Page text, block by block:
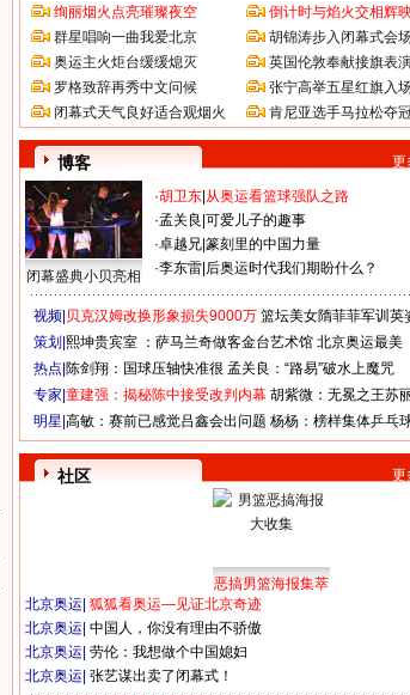
绚丽烟火点亮璀璨夜空
群星唱响一曲我爱北京
奥运主火炬台缓缓熄灭
罗格致辞再秀中文问候
闭幕式天气良好适合观烟火
倒计时与焰火交相辉
胡锦涛步入闭幕式会
英国伦敦奉献接旗表
张宁高举五星红旗入
肯尼亚选手马拉松夺
博客 更
闭幕盛典小贝亮相
·胡卫东 从奥运看篮球强队之路
·孟关良 可爱儿子的趣事
·卓越兄 篆刻里的中国力量
·李东雷 后奥运时代我们期盼什么？
视频| 贝克汉姆改换形象损失9000万 篮坛美女隋菲菲军训英
策划| 熙坤贵宾室 ：萨马兰奇做客金台艺术馆 北京奥运最美
热点| 陈剑翔：国球压轴快准很 孟关良：“路易”破水上魔咒
专家| 童建强：揭秘陈中接受改判内幕 胡紫微：无冕之王苏
明星| 高敏：赛前已感觉吕鑫会出问题 杨杨：榜样集体乒乓
社区 更
恶搞男篮海报集萃
北京奥运 狐狐看奥运—见证北京奇迹
北京奥运 中国人，你没有理由不骄傲
北京奥运 劳伦：我想做个中国媳妇
北京奥运 张艺谋出卖了闭幕式！